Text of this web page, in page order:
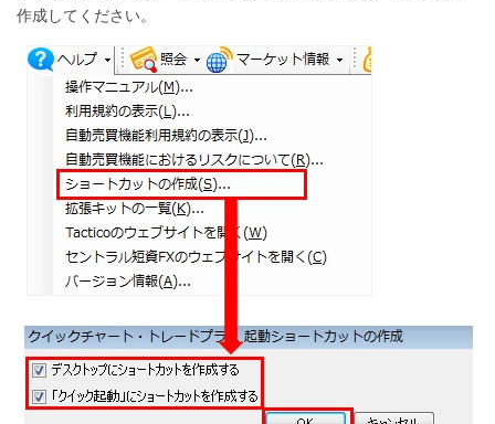
作成してください。